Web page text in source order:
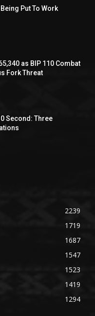
Put To Work
as BIP 110 Combat
Fork Threat
Second: Three
2239
1719
1687
1547
1523
1419
1294